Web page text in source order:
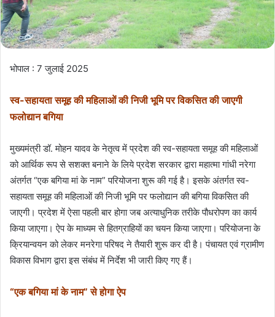
भोपाल : 7 जुलाई 2025
स्व-सहायता समूह की महिलाओं की निजी भूमि पर विकसित की जाएगी
फलोद्यान बगिया
मुख्यमंत्री डॉ. मोहन यादव के नेतृत्व में प्रदेश की स्व-सहायता समूह की महिलाओं
को आर्थिक रूप से सशक्त बनाने के लिये प्रदेश सरकार द्वारा महात्मा गांधी नरेगा
अंतर्गत “एक बगिया मां के नाम” परियोजना शुरू की गई है। इसके अंतर्गत स्व-
सहायता समूह की महिलाओं की निजी भूमि पर फलोद्यान की बगिया विकसित की
जाएगी। प्रदेश में ऐसा पहली बार होगा जब अत्याधुनिक तरीके पौधरोपण का कार्य
किया जाएगा। ऐप के माध्यम से हितग्राहियों का चयन किया जाएगा। परियोजना के
क्रियान्वयन को लेकर मनरेगा परिषद ने तैयारी शुरू कर दी है। पंचायत एवं ग्रामीण
विकास विभाग द्वारा इस संबंध में निर्देश भी जारी किए गए हैं।
“एक बगिया मां के नाम” से होगा ऐप